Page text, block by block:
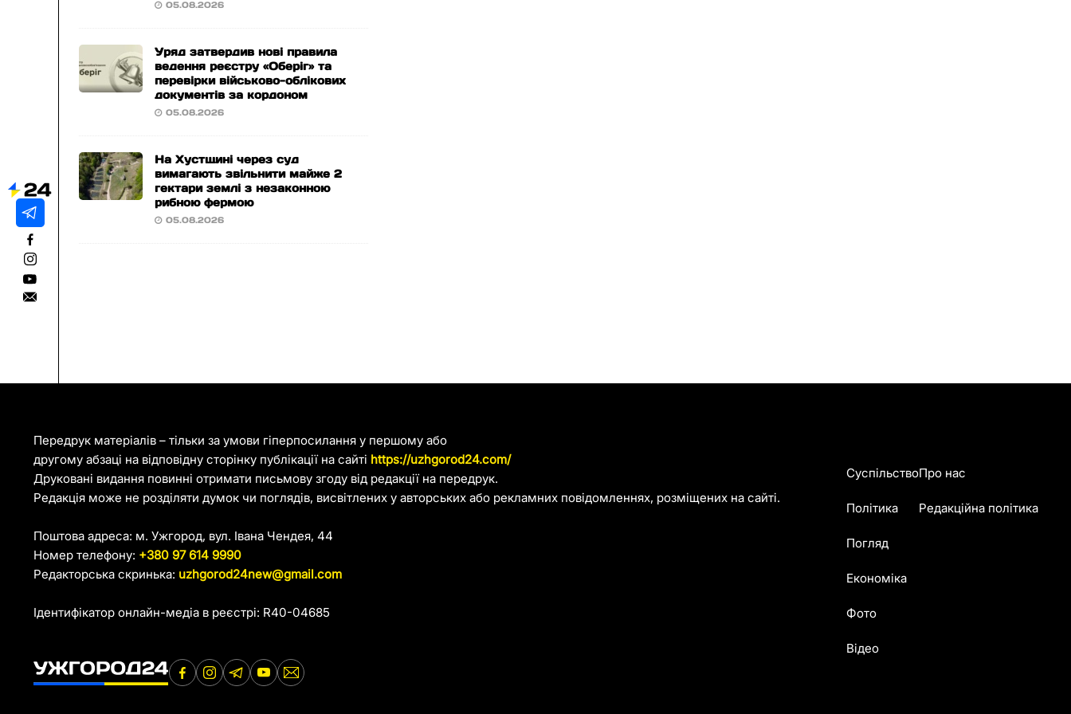
05.08.2026
Уряд затвердив нові правила
ведення реєстру «Оберіг» та
перевірки військово-облікових
документів за кордоном
05.08.2026
На Хустщині через суд
вимагають звільнити майже 2
гектари землі з незаконною
рибною фермою
05.08.2026
Передрук матеріалів – тільки за умови гіперпосилання у першому або
другому абзаці на відповідну сторінку публікації на сайті https://uzhgorod24.com/
Друковані видання повинні отримати письмову згоду від редакції на передрук.
Редакція може не розділяти думок чи поглядів, висвітлених у авторських або рекламних повідомленнях, розміщених на сайті.
Поштова адреса: м. Ужгород, вул. Івана Чендея, 44
Номер телефону: +380 97 614 9990
Редакторська скринька: uzhgorod24new@gmail.com
Ідентифікатор онлайн-медіа в реєстрі: R40-04685
Суспільство
Політика
Погляд
Економіка
Фото
Відео
Про нас
Редакційна політика